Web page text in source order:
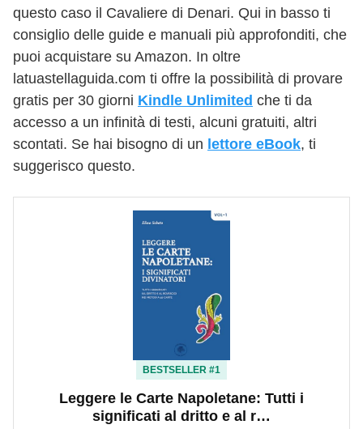
questo caso il Cavaliere di Denari. Qui in basso ti
consiglio delle guide e manuali più approfonditi, che
puoi acquistare su Amazon. In oltre
latuastellaguida.com ti offre la possibilità di provare
gratis per 30 giorni Kindle Unlimited che ti da
accesso a un infinità di testi, alcuni gratuiti, altri
scontati. Se hai bisogno di un lettore eBook, ti
suggerisco questo.
BESTSELLER #1
Leggere le Carte Napoletane: Tutti i
significati al dritto e al r…